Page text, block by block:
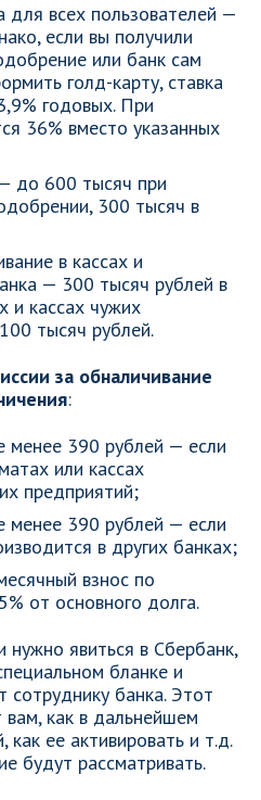
для всех пользователей —
если вы получили
или банк сам
голд-карту, ставка
годовых. При
36% вместо указанных
до 600 тысяч при
300 тысяч в
в кассах и
— 300 тысяч рублей в
и кассах чужих
тысяч рублей.
за обналичивание
:
менее 390 рублей — если
или кассах
предприятий;
менее 390 рублей — если
в других банках;
взнос по
от основного долга.
нужно явиться в Сбербанк,
бланке и
сотруднику банка. Этот
как в дальнейшем
как ее активировать и т.д.
будут рассматривать.